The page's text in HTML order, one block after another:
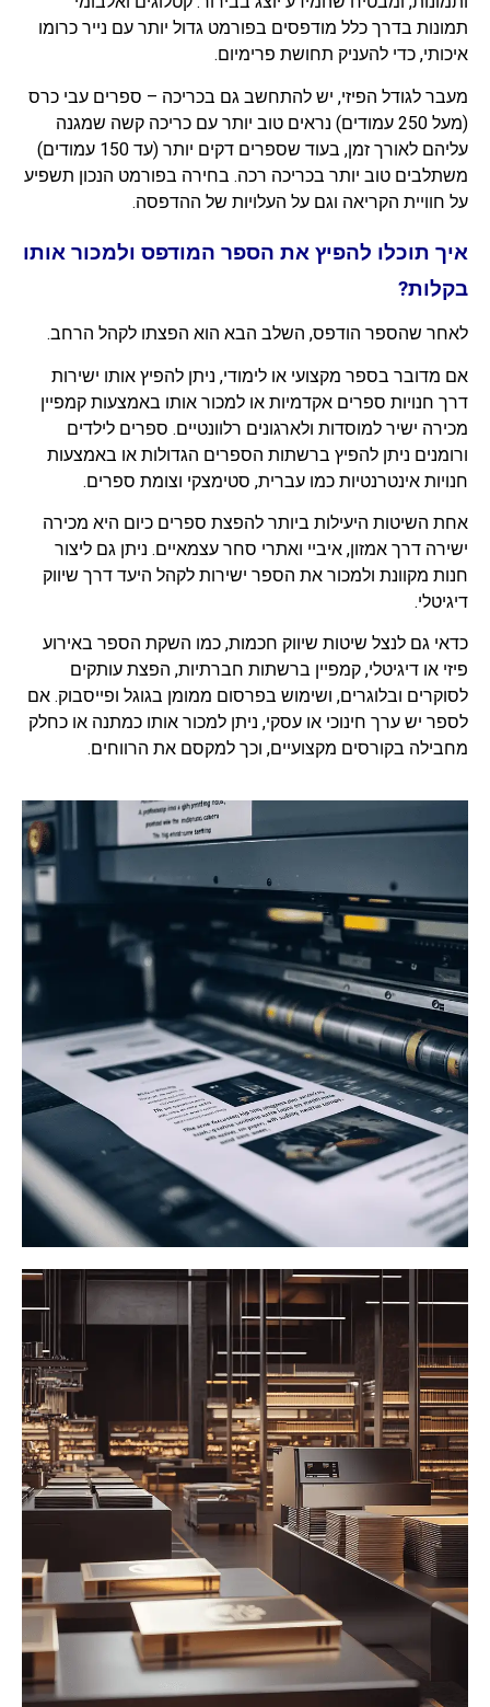
תמונות בדרך כלל מודפסים בפורמט גדול יותר עם נייר כרומו
איכותי, כדי להעניק תחושת פרימיום.
מעבר לגודל הפיזי, יש להתחשב גם בכריכה – ספרים עבי כרס
(מעל 250 עמודים) נראים טוב יותר עם כריכה קשה שמגנה
עליהם לאורך זמן, בעוד שספרים דקים יותר (עד 150 עמודים)
משתלבים טוב יותר בכריכה רכה. בחירה בפורמט הנכון תשפיע
על חוויית הקריאה וגם על העלויות של ההדפסה.
איך תוכלו להפיץ את הספר המודפס ולמכור אותו
בקלות?
לאחר שהספר הודפס, השלב הבא הוא הפצתו לקהל הרחב.
אם מדובר בספר מקצועי או לימודי, ניתן להפיץ אותו ישירות
דרך חנויות ספרים אקדמיות או למכור אותו באמצעות קמפיין
מכירה ישיר למוסדות ולארגונים רלוונטיים. ספרים לילדים
ורומנים ניתן להפיץ ברשתות הספרים הגדולות או באמצעות
חנויות אינטרנטיות כמו עברית, סטימצקי וצומת ספרים.
אחת השיטות היעילות ביותר להפצת ספרים כיום היא מכירה
ישירה דרך אמזון, איביי ואתרי סחר עצמאיים. ניתן גם ליצור
חנות מקוונת ולמכור את הספר ישירות לקהל היעד דרך שיווק
דיגיטלי.
כדאי גם לנצל שיטות שיווק חכמות, כמו השקת הספר באירוע
פיזי או דיגיטלי, קמפיין ברשתות חברתיות, הפצת עותקים
לסוקרים ובלוגרים, ושימוש בפרסום ממומן בגוגל ופייסבוק. אם
לספר יש ערך חינוכי או עסקי, ניתן למכור אותו כמתנה או כחלק
מחבילה בקורסים מקצועיים, וכך למקסם את הרווחים.